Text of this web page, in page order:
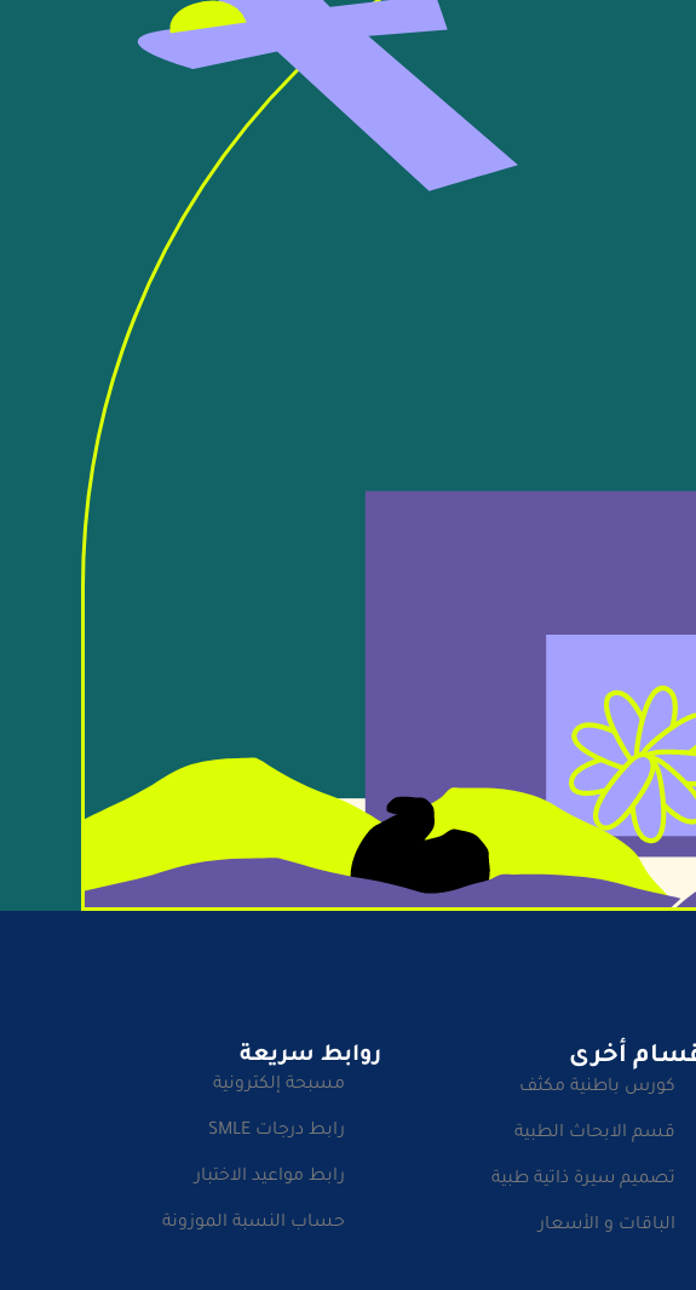
أخرى
كورس باطنية مكثف
قسم الابحاث الطبية
تصميم سيرة ذاتية طبية
الباقات و الأسعار
روابط سريعة
مسبحة إلكترونية
رابط درجات SMLE
رابط مواعيد الاختبار
حساب النسبة الموزونة